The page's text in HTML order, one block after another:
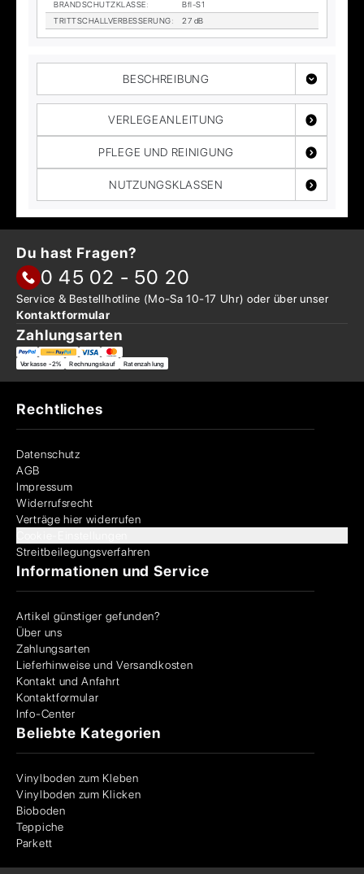
BRAND­SCHUTZ­KLAS­SE:
Bfl-S1
TRITT­SCHALL­VER­BES­SE­RUNG: 27 dB
BESCHREIBUNG
VERLEGEANLEITUNG
PFLEGE UND REINIGUNG
NUTZUNGSKLASSEN
Du hast Fragen?
0 45 02 - 50 20
Service & Bestellhotline (Mo-Sa 10-17 Uhr) oder überunser
Kontaktformular
Zahlungsarten
Vorkasse -2% Rechnungskauf Ratenzahlung
Rechtliches
Datenschutz
AGB
Impressum
Widerrufsrecht
Verträge hier widerrufen
Streitbeilegungsverfahren
Informationen und Service
Artikel günstiger gefunden?
Über uns
Zahlungsarten
Lieferhinweise und Versandkosten
Kontakt und Anfahrt
Kontaktformular
Info-Center
Beliebte Kategorien
Vinylboden zum Kleben
Vinylboden zum Klicken
Bioboden
Teppiche
Parkett